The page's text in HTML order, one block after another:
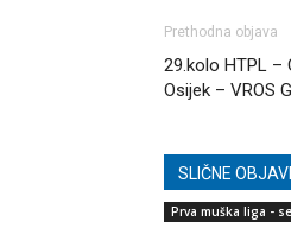
Prethodna objava
29.kolo HTPL –
Osijek – VROS
SLIČNE
Prva muška liga -